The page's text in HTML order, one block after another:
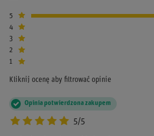
5
4
3
2
1
Kliknij ocenę aby filtrować opinie
5/5
Opinia potwierdzona zakupem